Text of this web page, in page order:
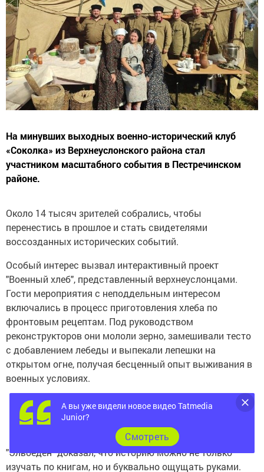
На минувших выходных военно-исторический клуб
«Соколка» из Верхнеуслонского района стал
участником масштабного события в Пестречинском
районе.
Около 14 тысяч зрителей собрались, чтобы
перенестись в прошлое и стать свидетелями
воссозданных исторических событий.
Особый интерес вызвал интерактивный проект
"Военный хлеб", представленный верхнеуслонцами.
Гости мероприятия с неподдельным интересом
включались в процесс приготовления хлеба по
фронтовым рецептам. Под руководством
реконструкторов они мололи зерно, замешивали тесто
с добавлением лебеды и выпекали лепешки на
открытом огне, получая бесценный опыт выживания в
военных условиях.
"Эльбеден" доказал, что историю можно не только
изучать по книгам, но и буквально ощущать руками.
А вы уже видели новое видео Tatmedia
Junior?
Cмотреть